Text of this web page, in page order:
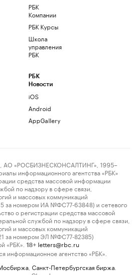
РБК
Компании
РБК Курсы
Школа
управления
РБК
РБК
Новости
iOS
Android
AppGallery
«РОСБИЗНЕСКОНСАЛТИНГ», 1995–
информационного агентства «РБК»
средства массовой информации
по надзору в сфере связи,
и массовых коммуникаций
за номером ИА №ФС77-63848) и сетевого
о регистрации средства массовой
службой по надзору в сфере связи,
и массовых коммуникаций
за номером ЭЛ №ФС77-82385)
«РБК».
18+ letters@rbc.ru
информационное агентство «РБК».
Санкт-Петербургская биржа